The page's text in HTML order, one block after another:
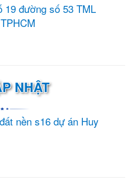
19 đường số 53 TML
NHẬT
nền s16 dự án Huy